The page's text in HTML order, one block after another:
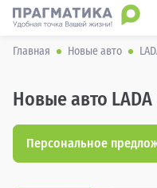
Главная Новые авто
Новые авто
Персональное